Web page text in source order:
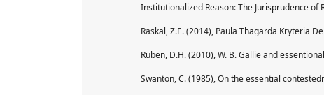
Institutionalized Reason: The Jurisprudence of
Raskal, Z.E. (2014), Paula Thagarda Kryteria
Ruben, D.H. (2010), W. B. Gallie and
Swanton, C. (1985), On the essential